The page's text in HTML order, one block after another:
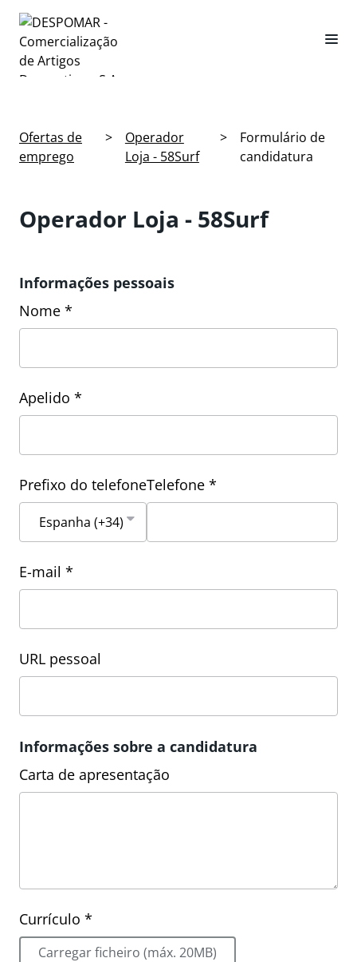
Ofertas de
emprego
>
Operador
Loja - 58Surf
>
Formulário de
candidatura
Operador Loja - 58Surf
Informações pessoais
Nome *
Apelido *
Prefixo do telefoneTelefone *
E-mail *
URL pessoal
Informações sobre a candidatura
Carta de apresentação
Currículo *
Carregar ficheiro (máx. 20MB)